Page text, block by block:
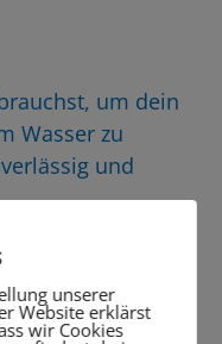
um dein
Wasser zu
und
dieses
für dich
unserer
Website erklärst
wir Cookies